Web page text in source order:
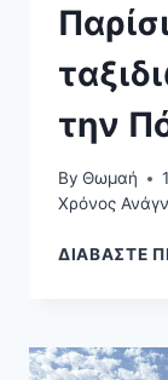
την
By Θωμαή
Χρόνος
ΔΙΑΒΑΣΤΕ